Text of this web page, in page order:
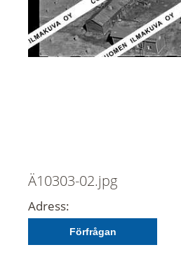
Ä10303-02.jpg
Adress:
Förfrågan